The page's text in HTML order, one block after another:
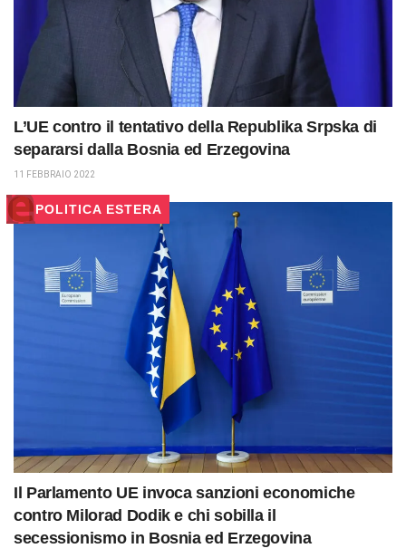
L’UE contro il tentativo della Republika Srpska di
separarsi dalla Bosnia ed Erzegovina
11 FEBBRAIO 2022
POLITICA ESTERA
Il Parlamento UE invoca sanzioni economiche
contro Milorad Dodik e chi sobilla il
secessionismo in Bosnia ed Erzegovina